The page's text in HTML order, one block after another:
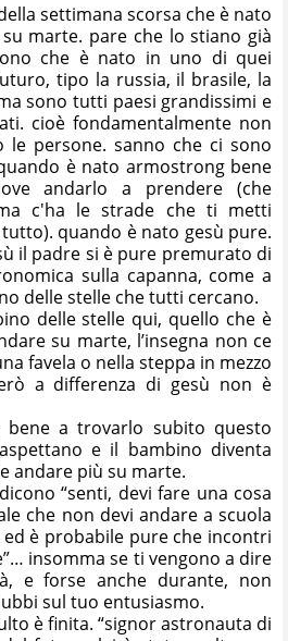
settimana scorsa che è nato
marte. pare che lo stiano già
che è nato in uno di quei
tipo la russia, il brasile, la
sono tutti paesi grandissimi e
cioè fondamentalmente non
le persone. sanno che ci sono
è nato armostrong bene
andarlo a prendere (che
c'ha le strade che ti metti
quando è nato gesù pure.
il padre si è pure premurato di
sulla capanna, come a
delle stelle che tutti cercano.
delle stelle qui, quello che è
su marte, l’insegna non ce
favela o nella steppa in mezzo
a differenza di gesù non è
a trovarlo subito questo
e il bambino diventa
andare più su marte.
“senti, devi fare una cosa
che non devi andare a scuola
è probabile pure che incontri
insomma se ti vengono a dire
e forse anche durante, non
sul tuo entusiasmo.
è finita. “signor astronauta di